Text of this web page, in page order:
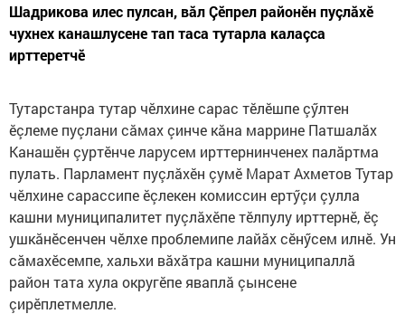
Шадрикова илес пулсан, вăл Çӗпрел районӗн пуçлăхӗ
чухнех канашлусене тап таса тутарла калаçса
ирттеретчӗ
Тутарстанра тутар чӗлхине сарас тӗлӗшпе çӳлтен
ӗçлеме пуçлани сăмах çинче кăна маррине Патшалăх
Канашӗн çуртӗнче ларусем ирттернинченех палăртма
пулать. Парламент пуçлăхӗн çумӗ Марат Ахметов Тутар
чӗлхине сарассипе ӗçлекен комиссин ертӳçи çулла
кашни муниципалитет пуçлăхӗпе тӗлпулу ирттернӗ, ӗç
ушкăнӗсенчен чӗлхе проблемипе лайăх сӗнӳсем илнӗ. Ун
сăмахӗсемпе, хальхи вăхăтра кашни муниципаллă
район тата хула округӗпе яваплă çынсене
çирӗплетмелле.